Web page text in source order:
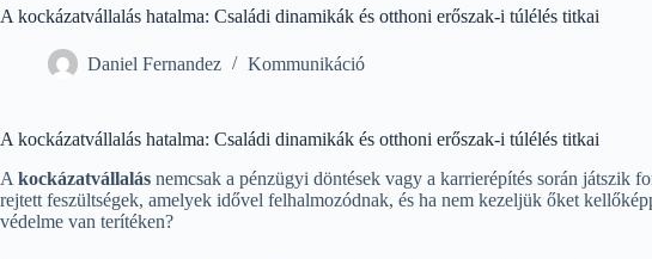
A kockázatvállalás hatalma: Családi dinamikák és otthoni erőszak-i túlélés titkai
Daniel Fernandez Kommunikáció
A kockázatvállalás hatalma: Családi dinamikák és otthoni erőszak-i túlélés titkai
A kockázatvállalás nemcsak a pénzügyi döntések vagy a karrierépítés során játszik
rejtett feszültségek, amelyek idővel felhalmozódnak, és ha nem kezeljük őket
védelme van terítéken?